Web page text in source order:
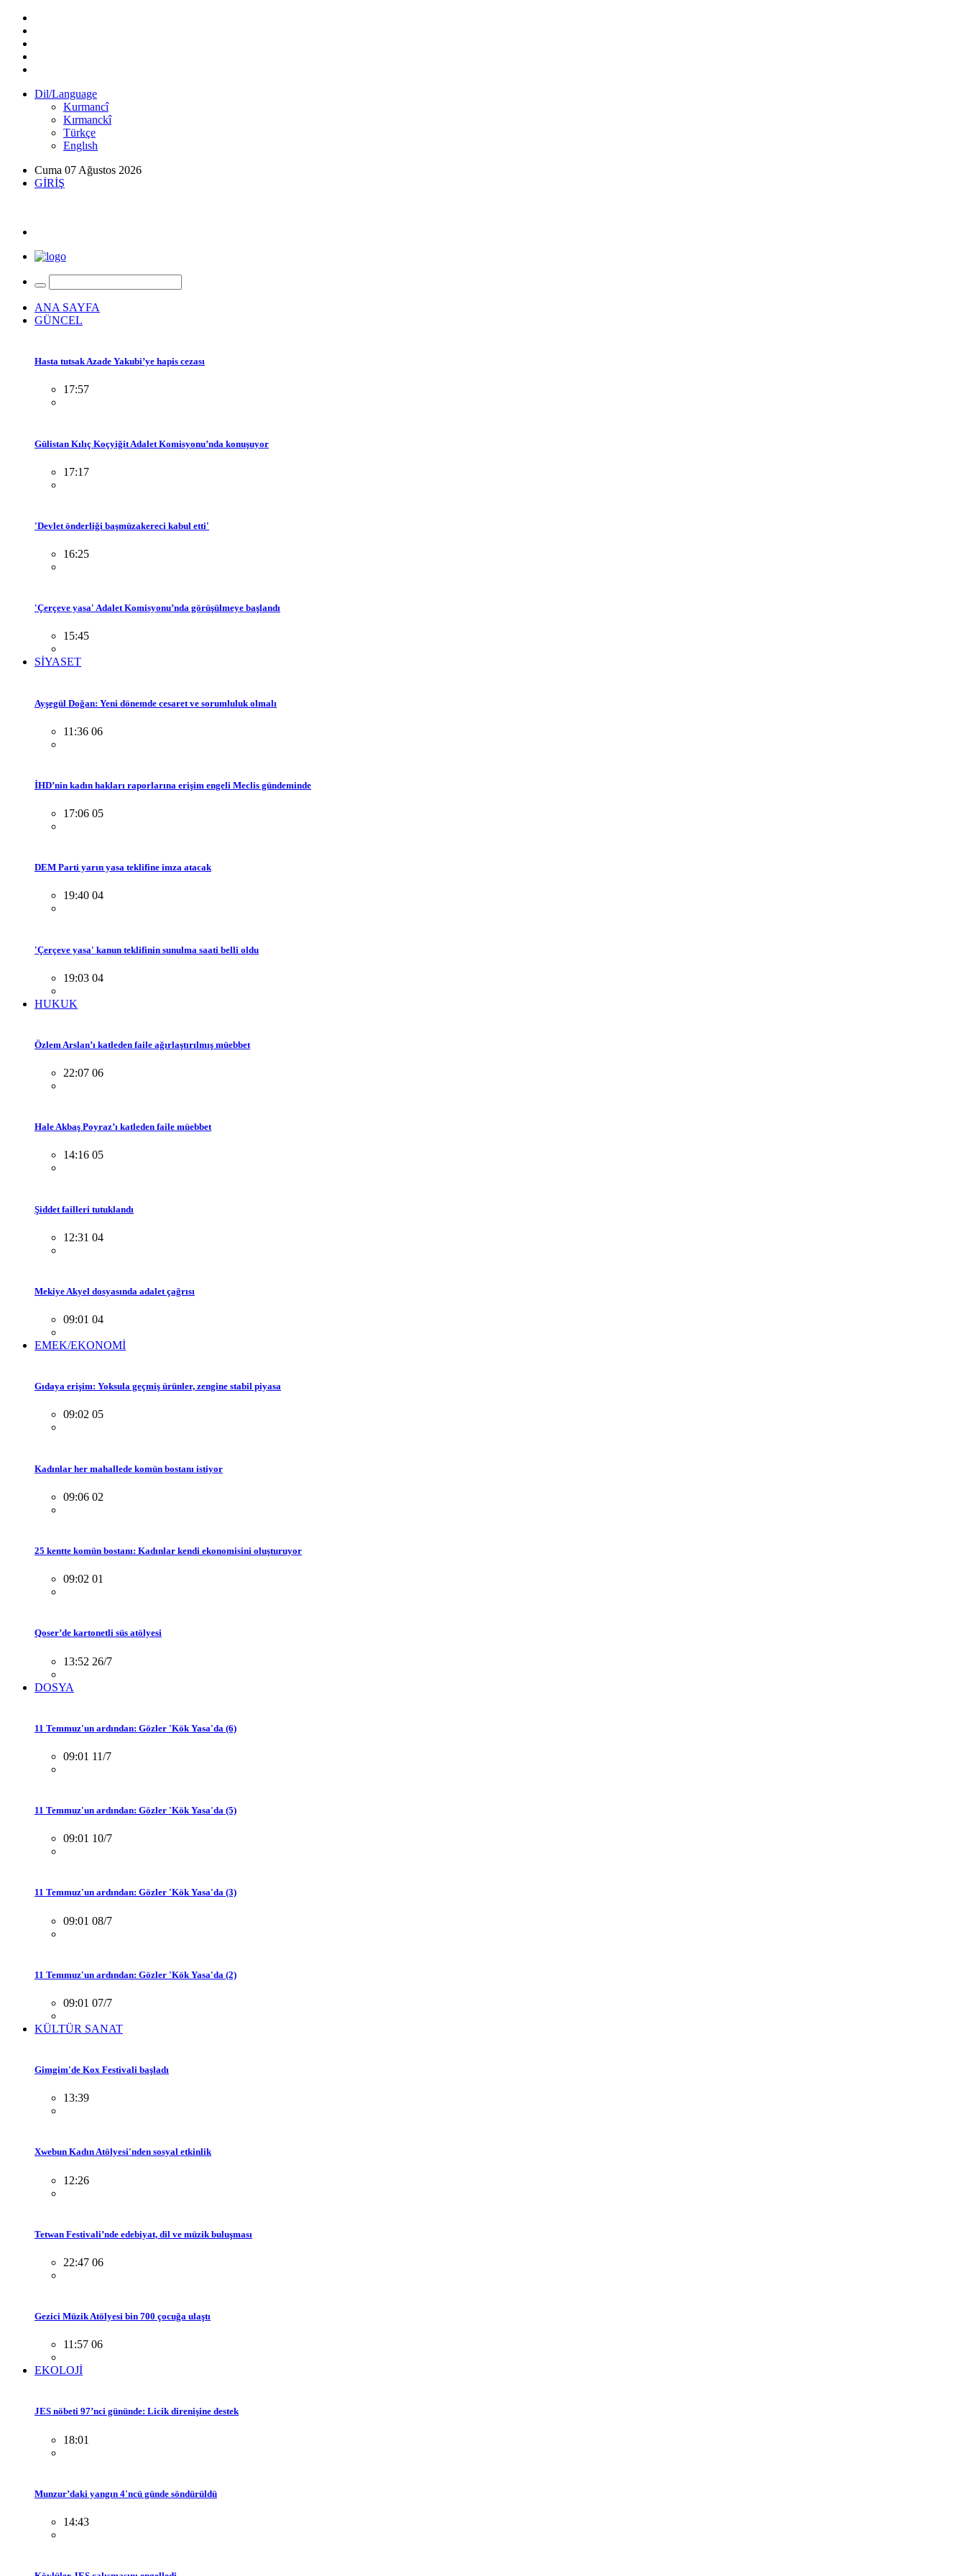
Dil/Language
Kurmancî
Kırmanckî
Türkçe
Englısh
Cuma 07 Ağustos 2026
GİRİŞ
ANA SAYFA
GÜNCEL
Hasta tutsak Azade Yakubi’ye hapis cezası
17:57
Gülistan Kılıç Koçyiğit Adalet Komisyonu’nda konuşuyor
17:17
'Devlet önderliği başmüzakereci kabul etti'
16:25
'Çerçeve yasa' Adalet Komisyonu’nda görüşülmeye başlandı
15:45
SİYASET
Ayşegül Doğan: Yeni dönemde cesaret ve sorumluluk olmalı
11:36 06
İHD’nin kadın hakları raporlarına erişim engeli Meclis gündeminde
17:06 05
DEM Parti yarın yasa teklifine imza atacak
19:40 04
'Çerçeve yasa' kanun teklifinin sunulma saati belli oldu
19:03 04
HUKUK
Özlem Arslan’ı katleden faile ağırlaştırılmış müebbet
22:07 06
Hale Akbaş Poyraz’ı katleden faile müebbet
14:16 05
Şiddet failleri tutuklandı
12:31 04
Mekiye Akyel dosyasında adalet çağrısı
09:01 04
EMEK/EKONOMİ
Gıdaya erişim: Yoksula geçmiş ürünler, zengine stabil piyasa
09:02 05
Kadınlar her mahallede komün bostanı istiyor
09:06 02
25 kentte komün bostanı: Kadınlar kendi ekonomisini oluşturuyor
09:02 01
Qoser’de kartonetli süs atölyesi
13:52 26/7
DOSYA
11 Temmuz'un ardından: Gözler 'Kök Yasa'da (6)
09:01 11/7
11 Temmuz'un ardından: Gözler 'Kök Yasa'da (5)
09:01 10/7
11 Temmuz'un ardından: Gözler 'Kök Yasa'da (3)
09:01 08/7
11 Temmuz'un ardından: Gözler 'Kök Yasa'da (2)
09:01 07/7
KÜLTÜR SANAT
Gimgim'de Kox Festivali başladı
13:39
Xwebun Kadın Atölyesi'nden sosyal etkinlik
12:26
Tetwan Festivali’nde edebiyat, dil ve müzik buluşması
22:47 06
Gezici Müzik Atölyesi bin 700 çocuğa ulaştı
11:57 06
EKOLOJİ
JES nöbeti 97’nci gününde: Licik direnişine destek
18:01
Munzur’daki yangın 4'ncü günde söndürüldü
14:43